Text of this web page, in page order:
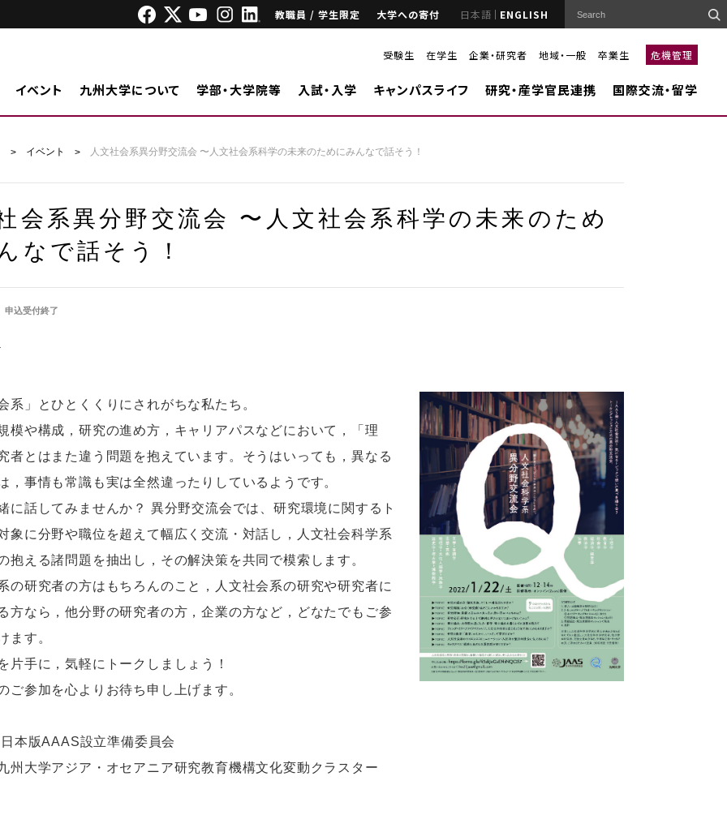
教職員 / 学生限定 大学への寄付 日本語 ENGLISH
受験生 在学生 企業・研究者 地域・一般 卒業生 危機管理
イベント 九州大学について 学部・大学院等 入試・入学 キャンパスライフ 研究・産学官民連携 国際交流・留学
イベント 人文社会系異分野交流会 〜人文社会系科学の未来のためにみんなで話そう！
会系異分野交流会 〜人文社会系科学の未来のため
なで話そう！
申込受付終了
系」とひとくくりにされがちな私たち。
模や構成，研究の進め方，キャリアパスなどにおいて，「理
者とはまた違う問題を抱えています。そうはいっても，異なる
，事情も常識も実は全然違ったりしているようです。
に話してみませんか？ 異分野交流会では、研究環境に関するト
象に分野や職位を超えて幅広く交流・対話し，人文社会科学系
抱える諸問題を抽出し，その解決策を共同で模索します。
の研究者の方はもちろんのこと，人文社会系の研究や研究者に
方なら，他分野の研究者の方，企業の方など，どなたでもご参
ます。
片手に，気軽にトークしましょう！
ご参加を心よりお待ち申し上げます。
本版AAAS設立準備委員会
州大学アジア・オセアニア研究教育機構文化変動クラスター